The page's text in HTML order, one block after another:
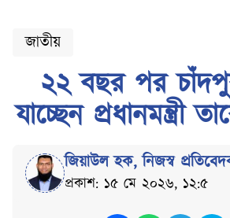
জাতীয়
২২ বছর পর
যাচ্ছেন প্রধানমন্ত্রী
জিয়াউল হক,নিজস্ব
প্রকাশ: ১৫ মে ২০২৬, ১২:৫